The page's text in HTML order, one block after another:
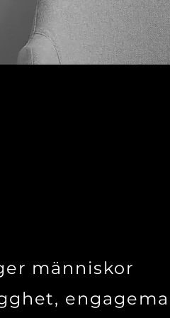
människor